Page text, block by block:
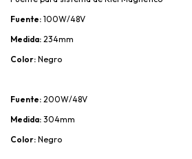
Fuente: 100W/48V
Medida: 234mm
Color: Negro
Fuente: 200W/48V
Medida: 304mm
Color: Negro